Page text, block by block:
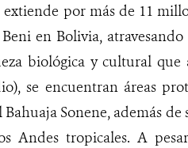
por más de 11
en Bolivia,
biológica y cultural que
se encuentran áreas
Sonene, además de
Andes tropicales. A